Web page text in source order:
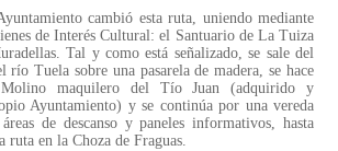
cambió esta ruta, uniendo mediante
de Interés Cultural: el Santuario de La Tuiza
Tal y como está señalizado, se sale del
río Tuela sobre una pasarela de madera, se hace
maquilero del Tío Juan (adquirido y
Ayuntamiento) y se continúa por una vereda
de descanso y paneles informativos, hasta
ruta en la Choza de Fraguas.